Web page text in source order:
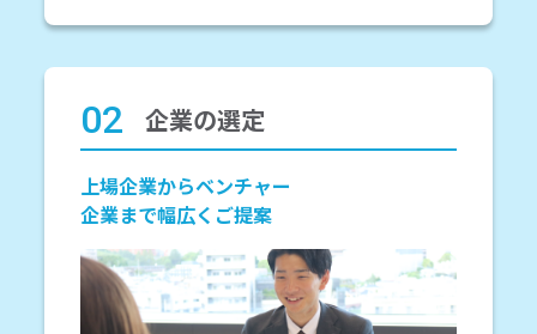
02 企業の選定
上場企業からベンチャー
企業まで幅広くご提案